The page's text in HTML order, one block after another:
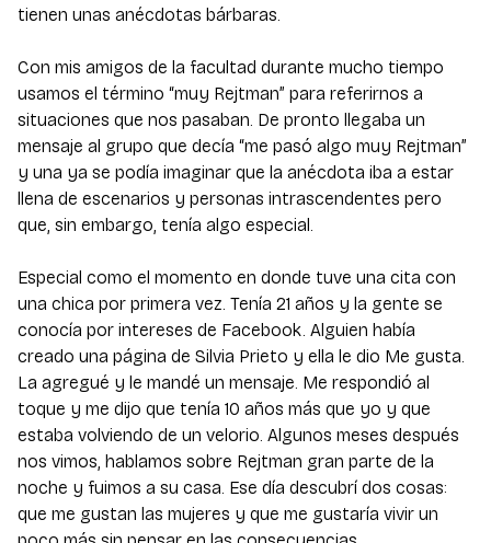
tienen unas anécdotas bárbaras.
Con mis amigos de la facultad durante mucho tiempo
usamos el término “muy Rejtman” para referirnos a
situaciones que nos pasaban. De pronto llegaba un
mensaje al grupo que decía “me pasó algo muy Rejtman”
y una ya se podía imaginar que la anécdota iba a estar
llena de escenarios y personas intrascendentes pero
que, sin embargo, tenía algo especial.
Especial como el momento en donde tuve una cita con
una chica por primera vez. Tenía 21 años y la gente se
conocía por intereses de Facebook. Alguien había
creado una página de Silvia Prieto y ella le dio Me gusta.
La agregué y le mandé un mensaje. Me respondió al
toque y me dijo que tenía 10 años más que yo y que
estaba volviendo de un velorio. Algunos meses después
nos vimos, hablamos sobre Rejtman gran parte de la
noche y fuimos a su casa. Ese día descubrí dos cosas:
que me gustan las mujeres y que me gustaría vivir un